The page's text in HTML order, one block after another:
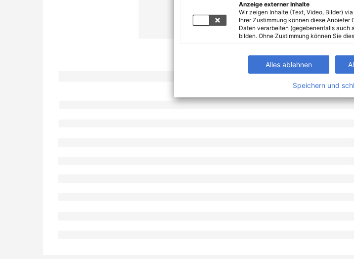
Anzeige externer Inhalte
Wir zeigen Inhalte (Text, Video, Bilder)
Ihrer Zustimmung können diese
Daten verarbeiten (gegebenenfalls auch
bilden. Ohne Zustimmung können Sie
Alles ablehnen
Speichern und